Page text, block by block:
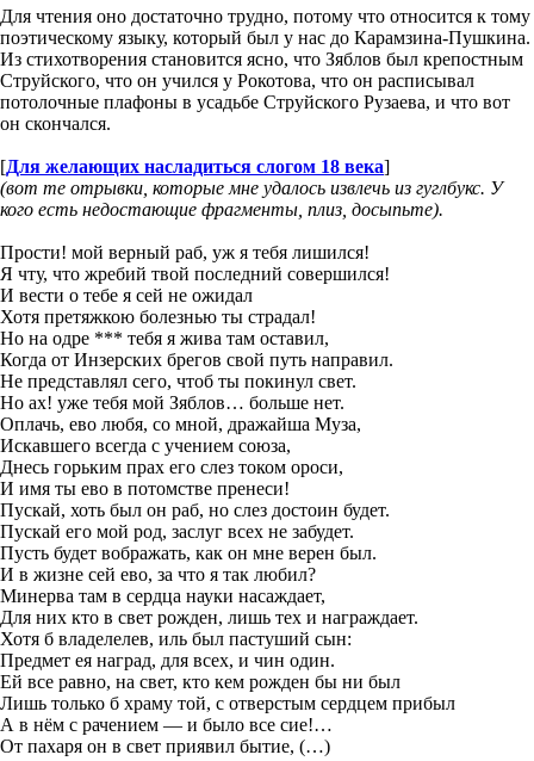
Для чтения оно достаточно трудно, потому что относится к тому
поэтическому языку, который был у нас до Карамзина-Пушкина.
Из стихотворения становится ясно, что Зяблов был крепостным
Струйского, что он учился у Рокотова, что он расписывал
потолочные плафоны в усадьбе Струйского Рузаева, и что вот
он скончался.
[Для желающих насладиться слогом 18 века]
(вот те отрывки, которые мне удалось извлечь из гуглбукс. У
кого есть недостающие фрагменты, плиз, досыпьте).
Прости! мой верный раб, уж я тебя лишился!
Я чту, что жребий твой последний совершился!
И вести о тебе я сей не ожидал
Хотя претяжкою болезнью ты страдал!
Но на одре *** тебя я жива там оставил,
Когда от Инзерских брегов свой путь направил.
Не представлял сего, чтоб ты покинул свет.
Но ах! уже тебя мой Зяблов… больше нет.
Оплачь, ево любя, со мной, дражайша Муза,
Искавшего всегда с учением союза,
Днесь горьким прах его слез током ороси,
И имя ты ево в потомстве пренеси!
Пускай, хоть был он раб, но слез достоин будет.
Пускай его мой род, заслуг всех не забудет.
Пусть будет вображать, как он мне верен был.
И в жизне сей ево, за что я так любил?
Минерва там в сердца науки насаждает,
Для них кто в свет рожден, лишь тех и награждает.
Хотя б владелелев, иль был пастуший сын:
Предмет ея наград, для всех, и чин один.
Ей все равно, на свет, кто кем рожден бы ни был
Лишь только б храму той, с отверстым сердцем прибыл
А в нём с рачением — и было все сие!…
От пахаря он в свет приявил бытие, (…)